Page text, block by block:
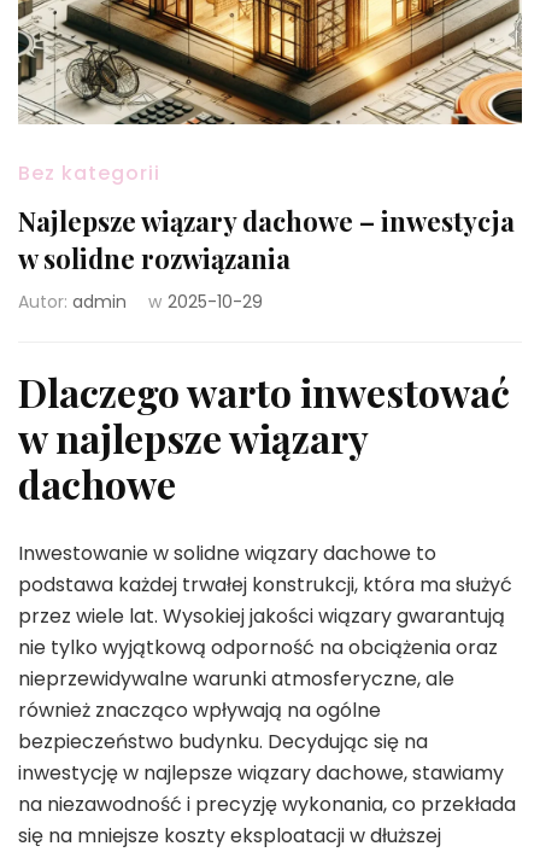
Bez kategorii
Najlepsze wiązary dachowe – inwestycja
w solidne rozwiązania
Autor: admin w 2025-10-29
Dlaczego warto inwestować
w najlepsze wiązary
dachowe
Inwestowanie w solidne wiązary dachowe to
podstawa każdej trwałej konstrukcji, która ma służyć
przez wiele lat. Wysokiej jakości wiązary gwarantują
nie tylko wyjątkową odporność na obciążenia oraz
nieprzewidywalne warunki atmosferyczne, ale
również znacząco wpływają na ogólne
bezpieczeństwo budynku. Decydując się na
inwestycję w najlepsze wiązary dachowe, stawiamy
na niezawodność i precyzję wykonania, co przekłada
się na mniejsze koszty eksploatacji w dłuższej